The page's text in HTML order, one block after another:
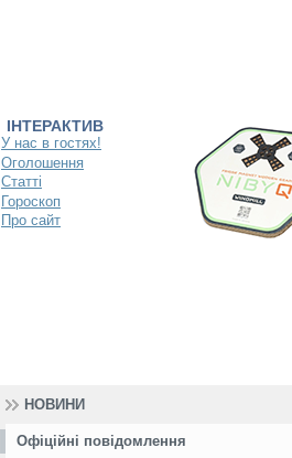
ІНТЕРАКТИВ
У нас в гостях!
Оголошення
Статті
Гороскоп
Про сайт
НОВИНИ
Офіційні повідомлення